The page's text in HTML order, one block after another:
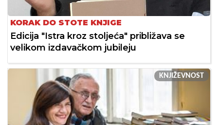
KORAK DO STOTE KNJIGE
Edicija "Istra kroz stoljeća" približava se
velikom izdavačkom jubileju
KNJIŽEVNOST